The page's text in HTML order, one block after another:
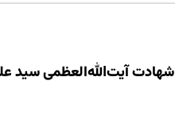
شهادت آیت‌الله‌العظمی سید